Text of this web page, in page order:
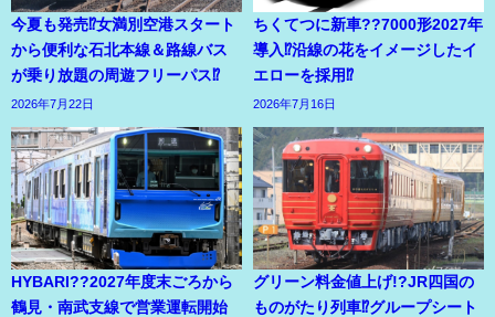
今夏も発売⁉女満別空港スタート
から便利な石北本線＆路線バス
が乗り放題の周遊フリーパス⁉
2026年7月22日
ちくてつに新車??7000形2027年
導入⁉沿線の花をイメージしたイ
エローを採用⁉
2026年7月16日
HYBARI??2027年度末ごろから
鶴見・南武支線で営業運転開始
グリーン料金値上げ!?JR四国の
ものがたり列車⁉グループシート